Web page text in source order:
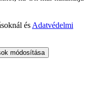
ésAdatvédelmi
módosítása